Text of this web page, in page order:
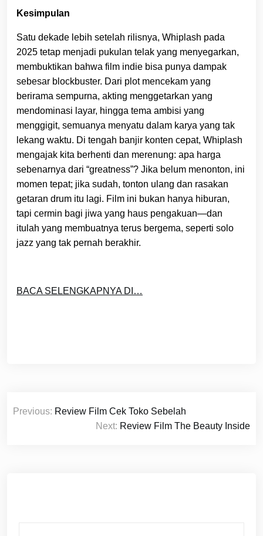
Kesimpulan
Satu dekade lebih setelah rilisnya, Whiplash pada
2025 tetap menjadi pukulan telak yang menyegarkan,
membuktikan bahwa film indie bisa punya dampak
sebesar blockbuster. Dari plot mencekam yang
berirama sempurna, akting menggetarkan yang
mendominasi layar, hingga tema ambisi yang
menggigit, semuanya menyatu dalam karya yang tak
lekang waktu. Di tengah banjir konten cepat, Whiplash
mengajak kita berhenti dan merenung: apa harga
sebenarnya dari “greatness”? Jika belum menonton, ini
momen tepat; jika sudah, tonton ulang dan rasakan
getaran drum itu lagi. Film ini bukan hanya hiburan,
tapi cermin bagi jiwa yang haus pengakuan—dan
itulah yang membuatnya terus bergema, seperti solo
jazz yang tak pernah berakhir.
BACA SELENGKAPNYA DI…
Post
Previous: Review Film Cek Toko Sebelah
Next: Review Film The Beauty Inside